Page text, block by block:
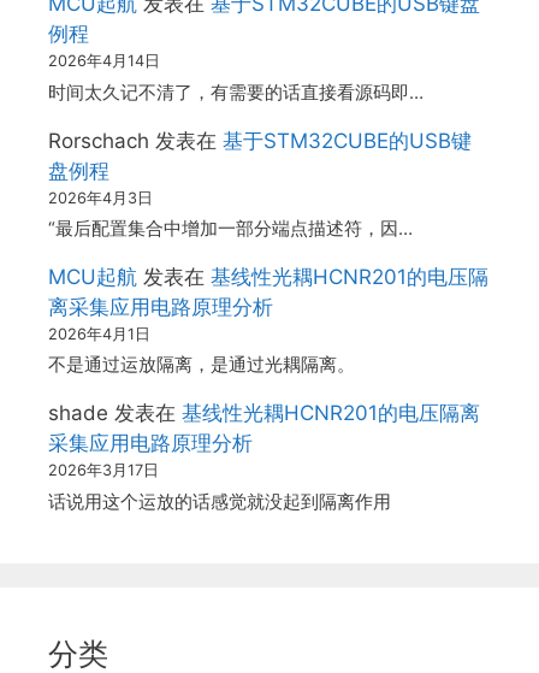
例程
2026年4月14日
时间太久记不清了，有需要的话直接看源码即…
Rorschach 发表在 基于STM32CUBE的USB键
盘例程
2026年4月3日
“最后配置集合中增加一部分端点描述符，因…
MCU起航 发表在 基线性光耦HCNR201的电压隔
离采集应用电路原理分析
2026年4月1日
不是通过运放隔离，是通过光耦隔离。
shade 发表在 基线性光耦HCNR201的电压隔离
采集应用电路原理分析
2026年3月17日
话说用这个运放的话感觉就没起到隔离作用
分类